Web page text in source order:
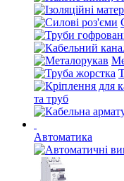
та труб
Автоматика